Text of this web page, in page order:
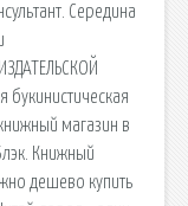
Середина
букинистическая
магазин в
Книжный
дешево купить